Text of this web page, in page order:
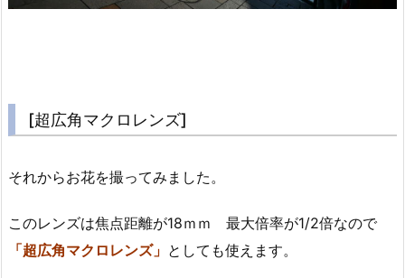
[超広角マクロレンズ]
それからお花を撮ってみました。
このレンズは焦点距離が18ｍｍ 最大倍率が1/2倍なので
「超広角マクロレンズ」 としても使えます。